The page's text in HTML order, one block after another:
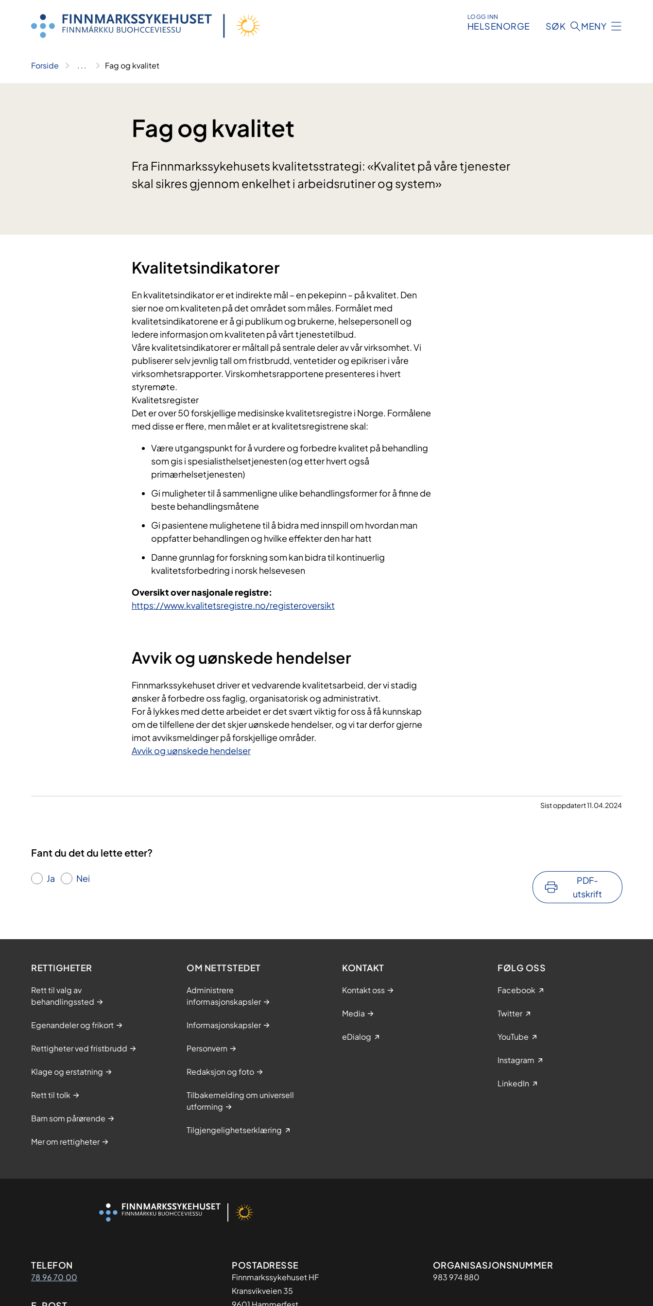
LOGG INN
HELSENORGE SØK MENY
Forside .. . Fag og kvalitet
Fag og kvalitet
Fra Finnmarkssykehusets kvalitetsstrategi: «Kvalitet på våre tjenester
skal sikres gjennom enkelhet i arbeidsrutiner og system»
​Kvalitetsindikatorer
En kvalitetsindikator er et indirekte mål – en pekepinn – på kvalitet. Den
sier noe om kvaliteten på det området som måles. Formålet med
kvalitetsindikatorene er å gi publikum og brukerne, helsepersonell og
ledere informasjon om kvaliteten på vårt tjenestetilbud.
Våre kvalitetsindikatorer er måltall på sentrale deler av vår virksomhet. Vi
publiserer selv jevnlig tall om fristbrudd, ventetider og epikriser i våre
virksomhetsrapporter. Virskomhetsrapportene presenteres i hvert
styremøte.
Kvalitetsregister
​Det erover 50 forskjellige medisinske kvalitetsregistre i Norge. Formålene
med disse er flere, men målet er at kvalitetsregistrene skal:
​Være utgangspunkt for å vurdere og forbedre kvalitet på behandling
som gis i spesialisthelsetjenesten (og etter hvert også
primærhelsetjenesten)
Gi muligheter til å sammenligne ulike behandlingsformer for å finne de
beste behandlingsmåtene
Gi pasientene mulighetene til å bidra med innspill om hvordan man
oppfatter behandlingen og hvilke effekter den har hatt
Danne grunnlag for forsk​ning som kan bidra til kontinuerlig
kvalitetsforbedring i norsk helsevesen
Oversikt over nasjonale registre:
https://www.kvalitetsregistre.no/registeroversikt​
Avvik og uønskede hendelser
Finnmarkssykehuset driver et vedvarende kvalitetsarbeid, der vi stadig
ønsker å forbedre oss faglig, organisatorisk og administrativt.
For å lykkes med dette arbeidet er det svært viktig for oss å få kunnskap
om de tilfellene der det skjer uønskede hendelser, og vi tar derfor gjerne
imot avviksmeldinger på forskjellige områder.
Avvik og uønskede hendelser
Sist oppdatert 11.04.2024
Fant du det du lette etter?
Ja Nei
PDF-
utskrift
RETTIGHETER
Rett til valg av
behandlingssted
Egenandeler og frikort
Rettigheter ved fristbrudd
Klage og erstatning
Rett til tolk
Barn som pårørende
Mer om rettigheter
OM NETTSTEDET
Administrere
informasjonskapsler
Informasjonskapsler
Personvern
Redaksjon og foto
Tilbakemelding om universell
utforming
Tilgjengelighetserklæring
KONTAKT
Kontakt oss
Media
eDialog
FØLG OSS
Facebook
Twitter
YouTube
Instagram
LinkedIn
Kontaktinformasjon
TELEFON
78 96 70 00 Adresse
POSTADRESSE
Finnmarkssykehuset HF
Kransvikveien 35
Organisasjon
ORGANISASJONSNUMMER
983 974 880